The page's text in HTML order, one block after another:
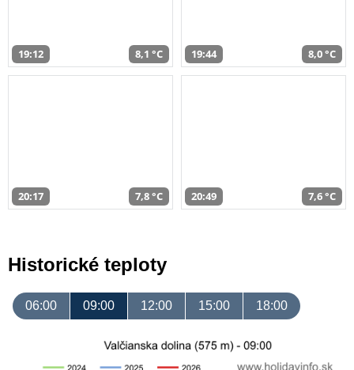
19:12 8,1 °C 19:44 8,0 °C
20:17 7,8 °C 20:49 7,6 °C
Historické teploty
06:00 09:00 12:00 15:00 18:00